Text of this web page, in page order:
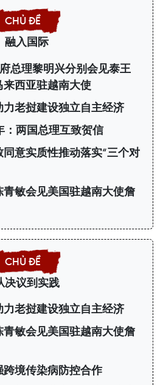
融入国际
总理黎明兴分别会见泰王
西亚驻越南大使
力老挝建设独立自主经济
：两国总理互致贺信
意实质性推动落实“三个对
青敏会见美国驻越南大使詹
决议到实践
力老挝建设独立自主经济
青敏会见美国驻越南大使詹
跨境传染病防控合作